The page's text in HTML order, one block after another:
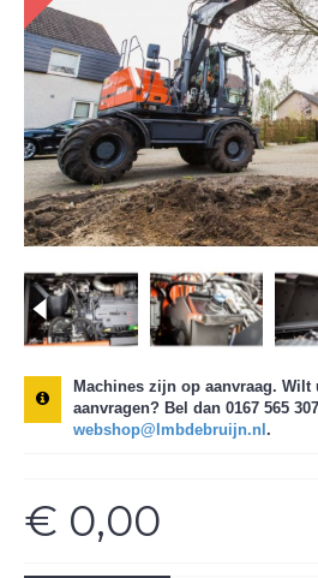
Machines zijn op aanvraag. Wilt
aanvragen? Bel dan 0167 565
webshop@lmbdebruijn.nl .
€ 0,00